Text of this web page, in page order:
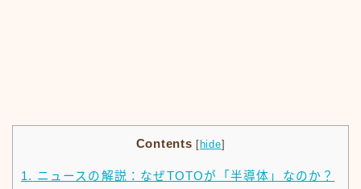
Contents [ hide]
1. ニュースの解説：なぜTOTOが「半導体」なのか？